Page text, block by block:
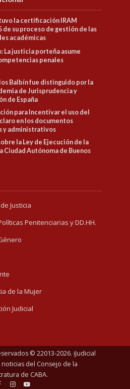
la certificación IRAM
de su proceso de gestión de las
académicas
La justicia porteña asume
penales
Balbín fue distinguido por la
de Jurisprudencia y
de España
para Incentivar el uso del
en los documentos
y administrativos
la Ley de Ejecución de la
Ciudad Autónoma de Buenos
Justicia
Penitenciarias y DD.HH.
de la Mujer
Judicial
© 22013-2026. iJudicial
noticias del Consejo de la
de CABA.